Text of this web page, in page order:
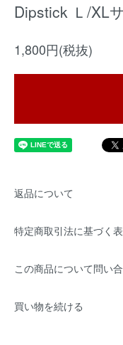
Dipstick Ｌ/XL
1,800円(税抜)
返品について
特定商取引法に基づく
この商品について問い
買い物を続ける